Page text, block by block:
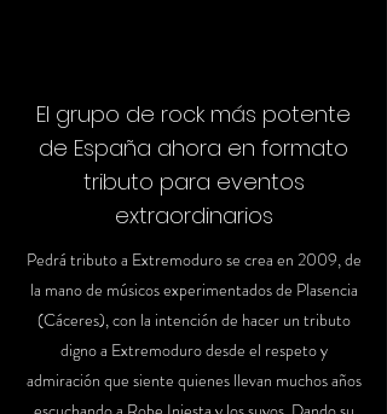
El grupo de rock más potente
de España ahora en formato
tributo para eventos
extraordinarios
Pedrá tributo a Extremoduro se crea en 2009, de
la mano de músicos experimentados de Plasencia
(Cáceres), con la intención de hacer un tributo
digno a Extremoduro desde el respeto y
admiración que siente quienes llevan muchos años